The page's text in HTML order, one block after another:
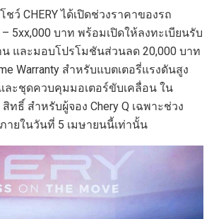
ว์ CHERY ได้เปิดช่วงราคาของรถ
– 5xx,000 บาท พร้อมเปิดให้ลงทะเบียนรับ
และมอบโปรโมชันส่วนลด 20,000 บาท
Warranty สำหรับแบตเตอรี่แรงดันสูง
ละชุดควบคุมมอเตอร์ขับเคลื่อน ใน
ทธิ์ สำหรับผู้จอง Chery Q เฉพาะช่วง
ายในวันที่ 5 เมษายนนี้เท่านั้น